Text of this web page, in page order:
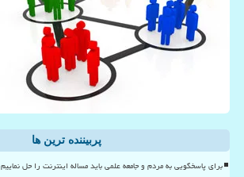
پربیننده ترین ها
برای پاسخگویی به مردم و جامعه علمی باید مساله اینترنت را حل نماییم